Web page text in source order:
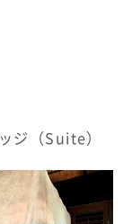
ジ（Suite）